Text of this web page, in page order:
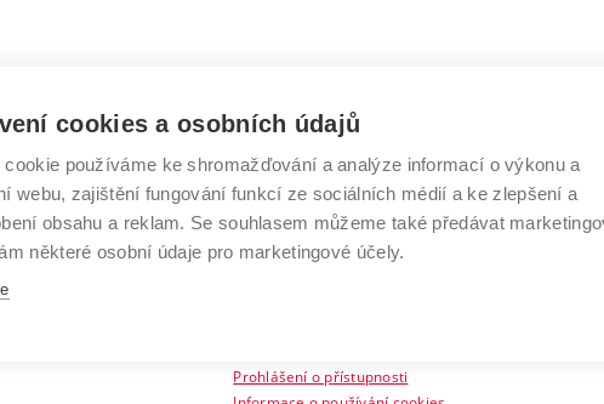
Vysoké
učení
technické
v
VYSOKÉ UČENÍ TECHNICKÉ V BRNĚ
Antonínská 548/1
602 00 Brno
www.vut.cz
Prohlášení o přístupnosti
cookies a osobních údajů
cookie používáme ke shromažďování a analýze informací o výkonu a
webu, zajištění fungování funkcí ze sociálních médií a ke zlepšení a
obsahu a reklam. Se souhlasem můžeme také předávat
některé osobní údaje pro marketingové účely.